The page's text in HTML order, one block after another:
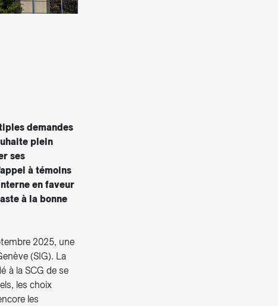
demandes
plein
ses
à témoins
en faveur
à la bonne
2025, une
(SIG). La
à la SCG de se
les choix
les